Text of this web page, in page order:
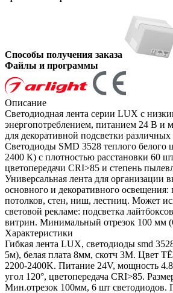
Способы получения заказа
Файлы и программы
Описание
Светодиодная лента серии LUX с
энергопотреблением, питанием 24 В и
для декоративной подсветки различных
Светодиоды SMD 3528 теплого белого
2400 К) с плотностью расстановки 60
цветопередачи CRI>85 и степень
Универсальная лента для организации
основного и декоративного освещения:
потолков, стен, ниш, лестниц. Может
световой рекламе: подсветка
витрин. Минимальный отрезок 100 мм
Характеристики
Гибкая лента LUX, светодиоды smd
5м), белая плата 8мм, скотч 3М. Цвет
2200-2400K. Питание 24V, мощность
угол 120°, цветопередача CRI>85.
Мин.отрезок 100мм, 6 шт светодиодов.